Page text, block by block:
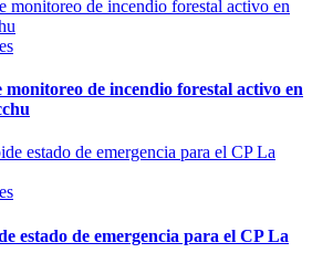
de incendio forestal activo en
estado de emergencia para el CP La